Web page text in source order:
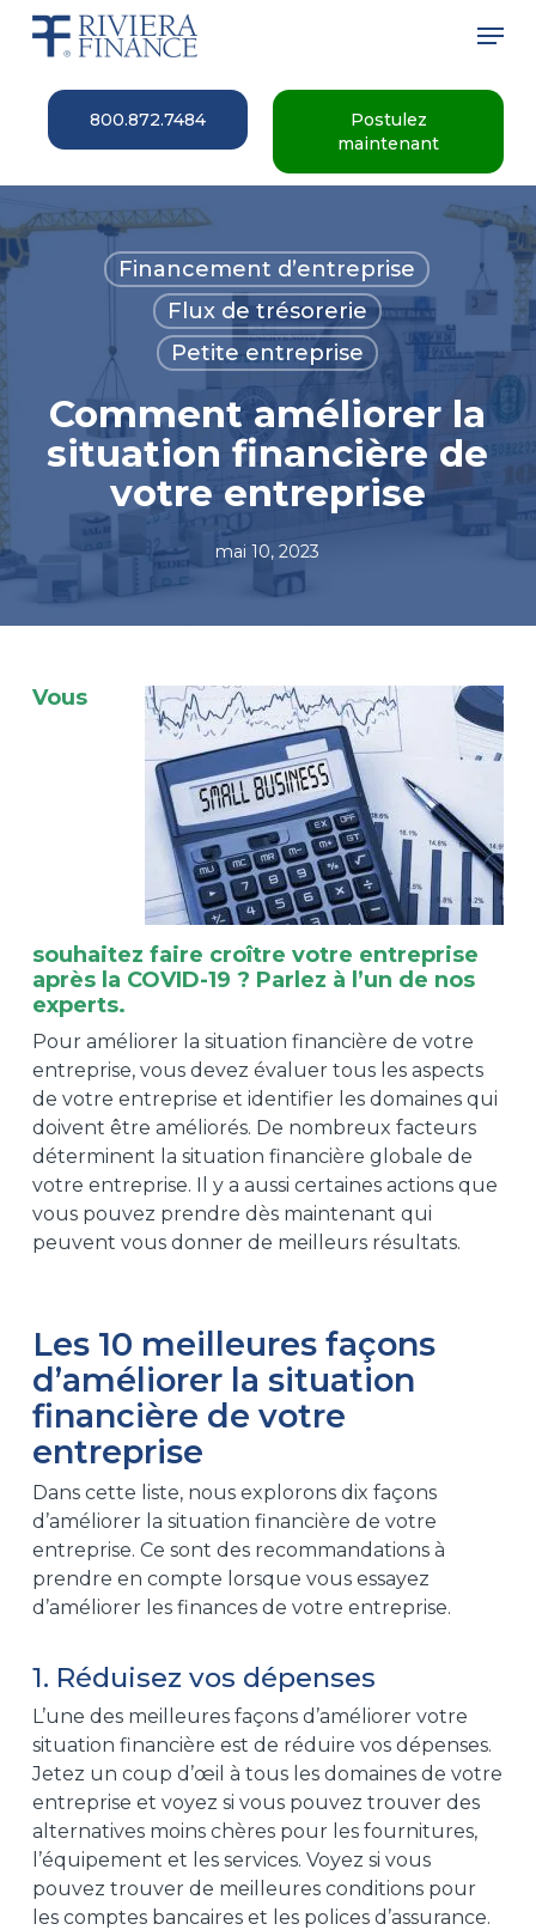
Skip
content
800.872.7484
Postulez
maintenant
Financement d’entreprise
Flux de trésorerie
Petite entreprise
Comment améliorer la
situation financière de
votre entreprise
mai 10, 2023
Vous
souhaitez faire croître votre entreprise
après la COVID-19 ? Parlez à l’un de nos
experts.
Pour améliorer la situation financière de votre
entreprise, vous devez évaluer tous les aspects
de votre entreprise et identifier les domaines qui
doivent être améliorés. De nombreux facteurs
déterminent la situation financière globale de
votre entreprise. Il y a aussi certaines actions que
vous pouvez prendre dès maintenant qui
peuvent vous donner de meilleurs résultats.
Les 10 meilleures façons
d’améliorer la situation
financière de votre
entreprise
Dans cette liste, nous explorons dix façons
d’améliorer la situation financière de votre
entreprise. Ce sont des recommandations à
prendre en compte lorsque vous essayez
d’améliorer les finances de votre entreprise.
1. Réduisez vos dépenses
L’une des meilleures façons d’améliorer votre
situation financière est de réduire vos dépenses.
Jetez un coup d’œil à tous les domaines de votre
entreprise et voyez si vous pouvez trouver des
alternatives moins chères pour les fournitures,
l’équipement et les services. Voyez si vous
pouvez trouver de meilleures conditions pour
les comptes bancaires et les polices d’assurance.
Menu